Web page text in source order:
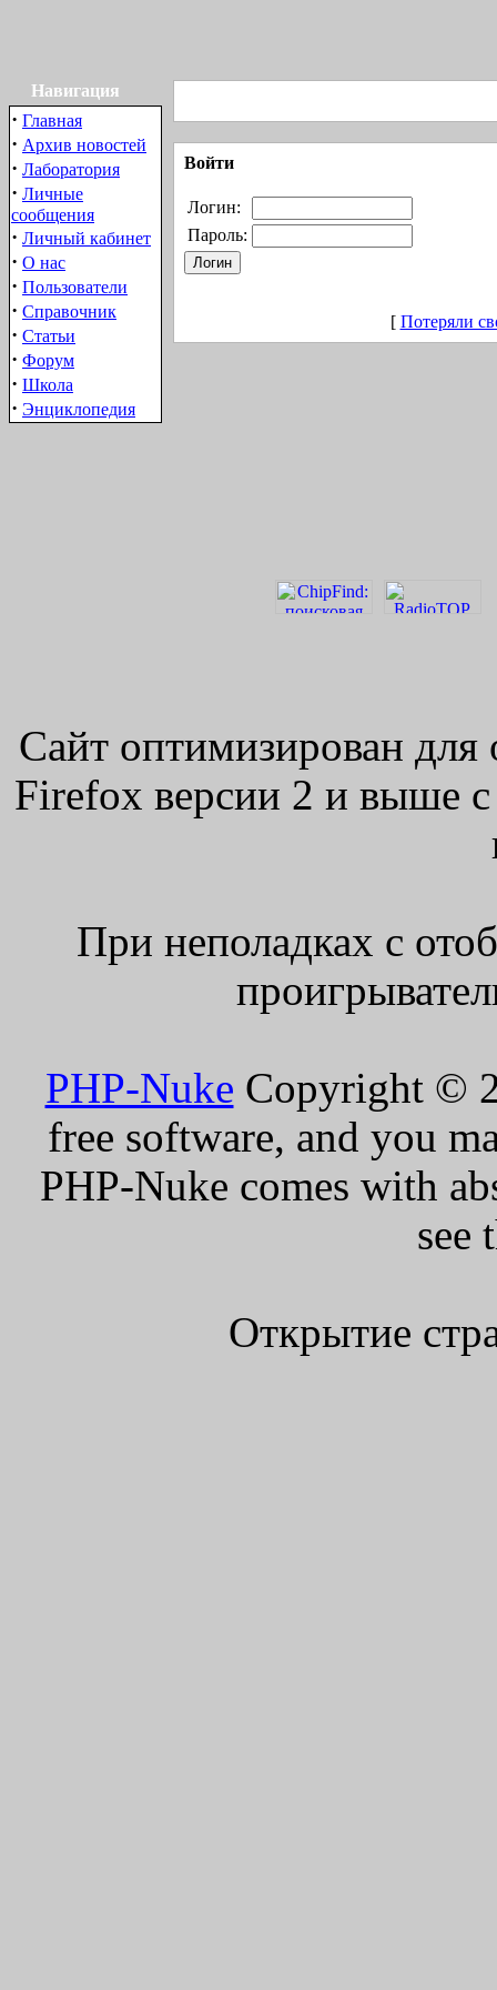
Навигация
· Главная
· Архив новостей
· Лаборатория
· Личные
сообщения
· Личный кабинет
· О нас
· Пользователи
· Справочник
· Статьи
· Форум
· Школа
· Энциклопедия
Войти
Логин:
Пароль:
[ Потеряли
Сайт оптимизирован для
Firefox версии 2 и выше
При неполадках с
PHP-Nuke Copyright ©
free software, and you
PHP-Nuke comes with
see
Открытие